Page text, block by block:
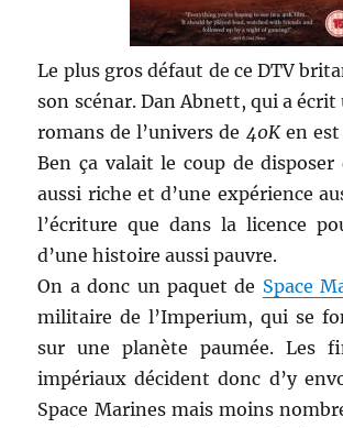
Le plus gros défaut de ce DTV
son scénar. Dan Abnett, qui a écrit
romans de l’univers de 40Ken est
Ben ça valait le coup de disposer
aussi riche et d’une expérience
l’écriture que dans la licence
d’une histoire aussi pauvre.
On a donc un paquet de Space
militaire de l’Imperium, qui se
sur une planète paumée. Les
impériaux décident donc d’y
Space Marines mais moins